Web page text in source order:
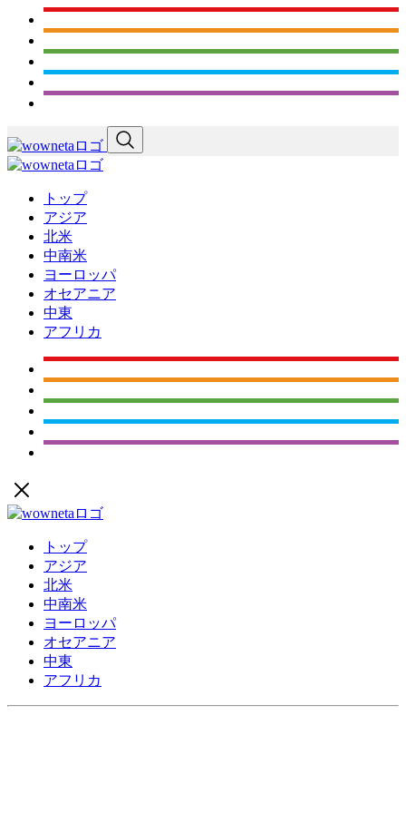
トップ
アジア
北米
中南米
ヨーロッパ
オセアニア
中東
アフリカ
トップ
アジア
北米
中南米
ヨーロッパ
オセアニア
中東
アフリカ